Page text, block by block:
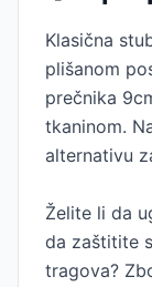
Klasična
plišanom
prečnika
tkaninom.
alternativu
Želite li da
da zaštitite
tragova?